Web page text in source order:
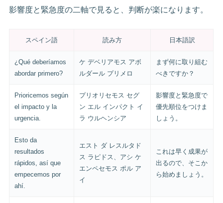
影響度と緊急度の二軸で見ると、判断が楽になります。
スペイン語 読み方 日本語訳
¿Qué deberíamos
abordar primero?
ケ デベリアモス アボ
ルダール プリメロ
まず何に取り組む
べきですか？
Prioricemos según
el impacto y la
urgencia.
プリオリセモス セグ
ン エル インパクト イ
ラ ウルヘンシア
影響度と緊急度で
優先順位をつけま
しょう。
Esto da
resultados
rápidos, así que
empecemos por
ahí.
エスト ダ レスルタド
ス ラピドス、アシ ケ
エンペセモス ポル ア
イ
これは早く成果が
出るので、そこか
ら始めましょう。